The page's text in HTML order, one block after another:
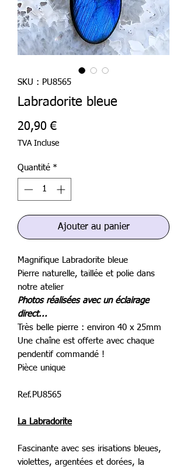
SKU : PU8565
Labradorite bleue
20,90 €Prix
TVA Incluse
Quantité *
Ajouter au panier
Magnifique Labradorite bleue
Pierre naturelle, taillée et polie dans
notre atelier
Photos réalisées avec un éclairage
direct...
Très belle pierre : environ 40 x 25mm
Une chaîne est offerte avec chaque
pendentif commandé !
Pièce unique
Ref.PU8565
La Labradorite
Fascinante avec ses irisations bleues,
violettes, argentées et dorées, la